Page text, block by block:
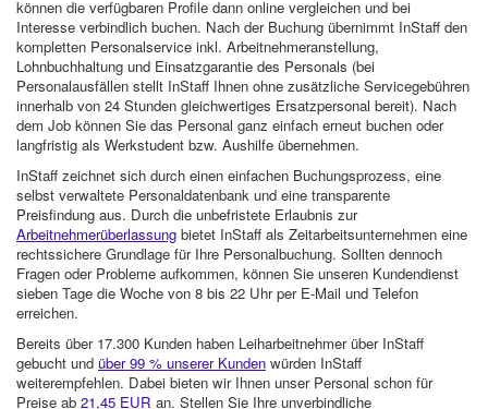
können die verfügbaren Profile dann online vergleichen und bei
Interesse verbindlich buchen. Nach der Buchung übernimmt InStaff den
kompletten Personalservice inkl. Arbeitnehmeranstellung,
Lohnbuchhaltung und Einsatzgarantie des Personals (bei
Personalausfällen stellt InStaff Ihnen ohne zusätzliche Servicegebühren
innerhalb von 24 Stunden gleichwertiges Ersatzpersonal bereit). Nach
dem Job können Sie das Personal ganz einfach erneut buchen oder
langfristig als Werkstudent bzw. Aushilfe übernehmen.
InStaff zeichnet sich durch einen einfachen Buchungsprozess, eine
selbst verwaltete Personaldatenbank und eine transparente
Preisfindung aus. Durch die unbefristete Erlaubnis zur
Arbeitnehmerüberlassung bietet InStaff als Zeitarbeitsunternehmen eine
rechtssichere Grundlage für Ihre Personalbuchung. Sollten dennoch
Fragen oder Probleme aufkommen, können Sie unseren Kundendienst
sieben Tage die Woche von 8 bis 22 Uhr per E-Mail und Telefon
erreichen.
Bereits über 17.300 Kunden haben Leiharbeitnehmer über InStaff
gebucht und über 99 % unserer Kunden würden InStaff
weiterempfehlen. Dabei bieten wir Ihnen unser Personal schon für
Preise ab 21,45 EUR an. Stellen Sie Ihre unverbindliche